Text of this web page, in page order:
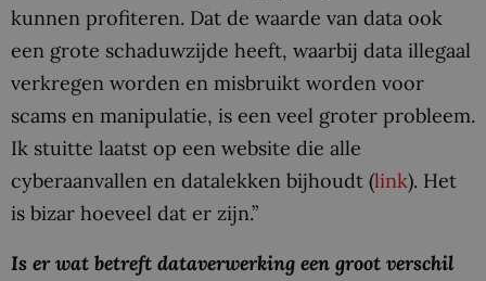
kunnen profiteren. Dat de waarde van data ook
een grote schaduwzijde heeft, waarbij data illegaal
verkregen worden en misbruikt worden voor
scams en manipulatie, is een veel groter probleem.
Ik stuitte laatst op een website die alle
cyberaanvallen en datalekken bijhoudt (link). Het
is bizar hoeveel dat er zijn.”
Is er wat betreft dataverwerking een groot verschil